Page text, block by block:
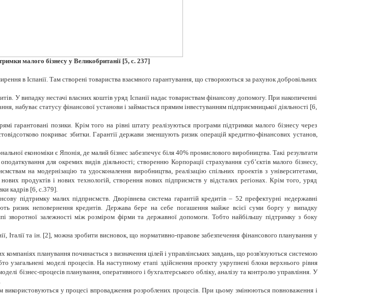
малого бізнесуу Великобританії[5, c. 237]
в Іспанії. Там створені товариства взаємного гарантування, що створюються за рахунок добровільних
У випадку нестачі власних коштів уряд Іспанії надає товариствам фінансову допомогу. При накопиченні
набуває статусу фінансової установи і займається прямим інвестуванням підприємницької діяльності [6,
гарантовані позики. Крім того на рівні штату реалізуються програми підтримки малого бізнесу через
покриває збитки. Гарантії держави зменшують ризик операцій кредитно-фінансових установ,
економіки є Японія, де малий бізнес забезпечує біля 40% промислового виробництва. Такі результати
для окремих видів діяльності; створенню Корпорації страхування суб’єктів малого бізнесу,
на модернізацію та удосконалення виробництва, реалізацію спільних проектів з університетами,
продуктів і нових технологій, створення нових підприємств у відсталих регіонах. Крім того, уряд
кадрів [6, c.379].
підтримку малих підприємств. Дворівнева система гарантій кредитів – 52 префектурні недержавні
ризик неповернення кредитів. Держава бере на себе погашення майже всієї суми боргу у випадку
зворотної залежності між розміром фірми та державної допомоги. Тобто найбільшу підтримку з боку
Італії та ін. [2], можна зробити висновок, що нормативно-правове забезпечення фінансового планування у
планування починається з визначення цілей і управлінських завдань, що розв'язуються системою
узагальнені моделі процесів. На наступному етапі здійснення проекту укрупнені блоки верхнього рівня
бізнес-процесів планування, оперативного і бухгалтерського обліку, аналізу та контролю управління. У
використовуютьсяу процесі впровадження розроблених процесів. При цьому змінюються повноваження і